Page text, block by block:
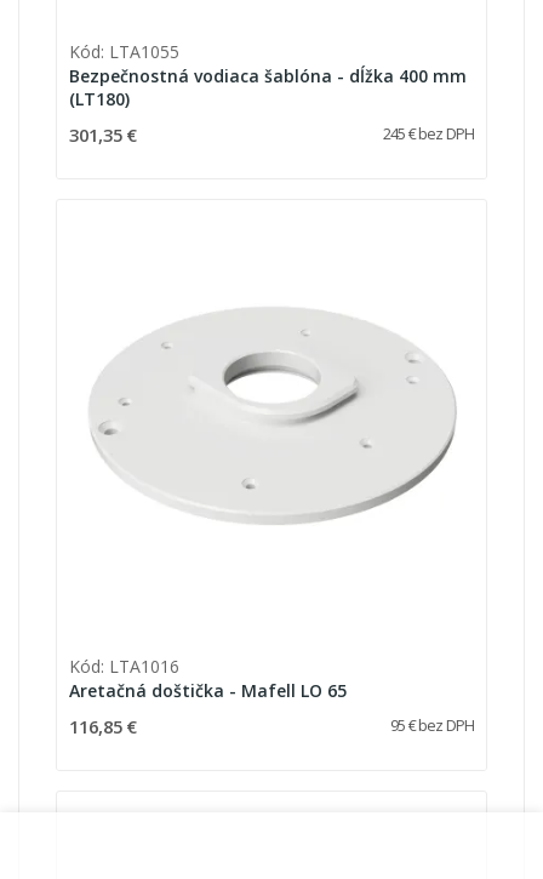
Kód: LTA1055
Bezpečnostná vodiaca šablóna - dĺžka 400 mm
(LT180)
301,35 € 245 € bez DPH
Kód: LTA1016
Aretačná doštička - Mafell LO 65
116,85 € 95 € bez DPH